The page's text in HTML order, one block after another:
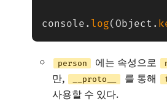
console . log(Object .
person 에는 속성으로
만,
__proto__ 를 통해
사용할 수 있다.